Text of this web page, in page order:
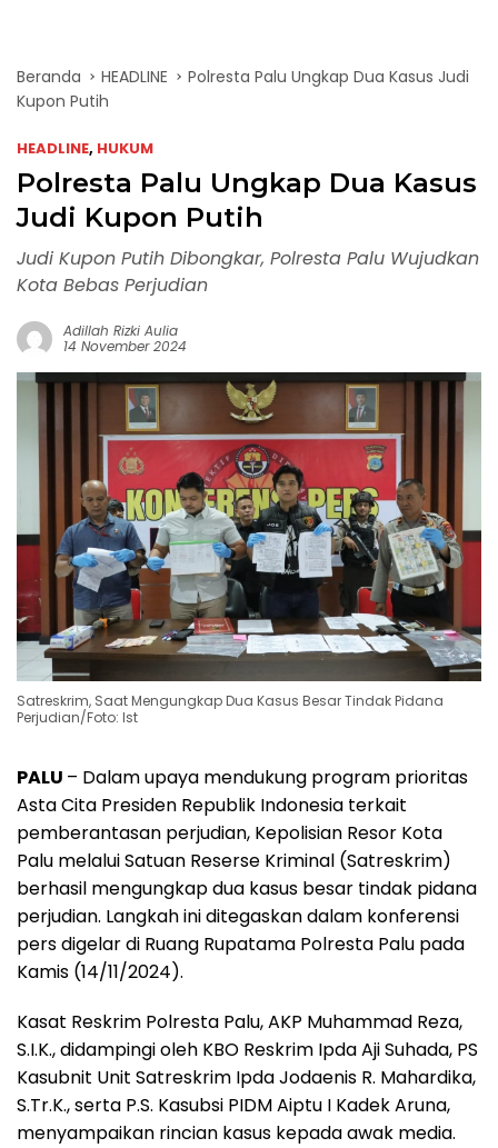
Beranda HEADLINE
Polresta Palu Ungkap Dua Kasus Judi
Kupon Putih
HEADLINE, HUKUM
Polresta Palu Ungkap Dua Kasus
Judi Kupon Putih
Judi Kupon Putih Dibongkar, Polresta Palu Wujudkan
Kota Bebas Perjudian
Adillah Rizki Aulia
14 November 2024
Satreskrim, Saat Mengungkap Dua Kasus Besar Tindak Pidana
Perjudian/Foto: Ist
PALU – Dalam upaya mendukung program prioritas
Asta Cita Presiden Republik Indonesia terkait
pemberantasan perjudian, Kepolisian Resor Kota
Palu melalui Satuan Reserse Kriminal (Satreskrim)
berhasil mengungkap dua kasus besar tindak pidana
perjudian. Langkah ini ditegaskan dalam konferensi
pers digelar di Ruang Rupatama Polresta Palu pada
Kamis (14/11/2024).
Kasat Reskrim Polresta Palu, AKP Muhammad Reza,
S.I.K., didampingi oleh KBO Reskrim Ipda Aji Suhada, PS
Kasubnit Unit Satreskrim Ipda Jodaenis R. Mahardika,
S.Tr.K., serta P.S. Kasubsi PIDM Aiptu I Kadek Aruna,
menyampaikan rincian kasus kepada awak media.